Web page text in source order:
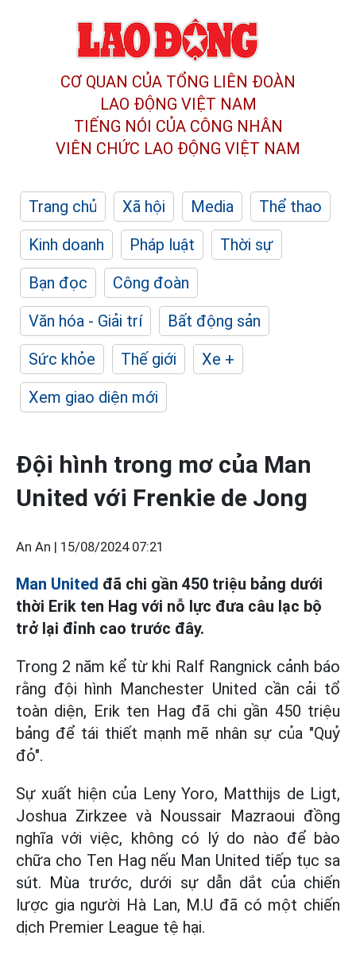
CƠ QUAN CỦA TỔNG LIÊN ĐOÀN
LAO ĐỘNG VIỆT NAM
TIẾNG NÓI CỦA CÔNG NHÂN
VIÊN CHỨC LAO ĐỘNG VIỆT NAM
Trang chủ Xã hội Media
Thể thao
Kinh doanh
Pháp luật
Thời sự
Bạn đọc
Công đoàn
Văn hóa - Giải trí
Bất động sản
Sức khỏe
Thế giới
Xe +
Xem giao diện mới
Đội hình trong mơ của Man
United với Frenkie de Jong
An An | 15/08/2024 07:21
Man United đã chi gần 450 triệu bảng dưới
thời Erik ten Hag với nỗ lực đưa câu lạc bộ
trở lại đỉnh cao trước đây.
Trong 2 năm kể từ khi Ralf Rangnick cảnh báo
rằng đội hình Manchester United cần cải tổ
toàn diện, Erik ten Hag đã chi gần 450 triệu
bảng để tái thiết mạnh mẽ nhân sự của "Quỷ
đỏ".
Sự xuất hiện của Leny Yoro, Matthijs de Ligt,
Joshua Zirkzee và Noussair Mazraoui đồng
nghĩa với việc, không có lý do nào để bào
chữa cho Ten Hag nếu Man United tiếp tục sa
sút. Mùa trước, dưới sự dẫn dắt của chiến
lược gia người Hà Lan, M.U đã có một chiến
dịch Premier League tệ hại.